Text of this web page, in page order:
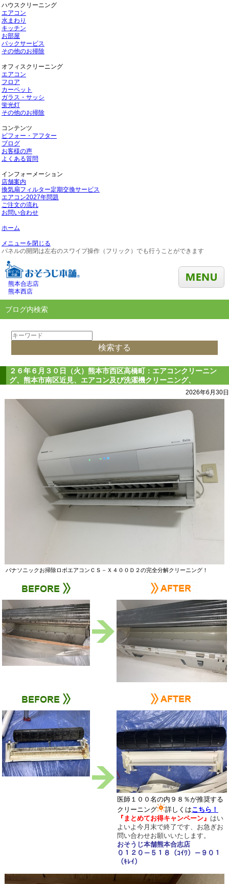
ハウスクリーニング
エアコン
水まわり
キッチン
お部屋
パックサービス
その他のお掃除
オフィスクリーニング
エアコン
フロア
カーペット
ガラス・サッシ
蛍光灯
その他のお掃除
コンテンツ
ビフォー・アフター
ブログ
お客様の声
よくある質問
インフォーメーション
店舗案内
換気扇フィルター定期交換サービス
エアコン2027年問題
ご注文の流れ
お問い合わせ
ホーム
メニューを閉じる
パネルの開閉は左右のスワイプ操作（フリック）でも行うことができます
熊本合志店
熊本西店
ブログ内検索
２６年６月３０日（火）熊本市西区高橋町：エアコンクリーニン
グ、熊本市南区近見、エアコン及び洗濯機クリーニング、
2026年6月30日
パナソニックお掃除ロボエアコンＣＳ－Ｘ４００Ｄ２の完全分解クリーニング！
医師１００名の内９８％が推奨する
クリーニング
詳しくはこちら！
『まとめてお得キャンペーン 』 はい
よいよ今月末で終了です、お急ぎお
問い合わせお願いいたします。
おそうじ本舗熊本合志店
０１２０－５１８（ｺｲﾜ）－９０１
（ｷﾚｲ）